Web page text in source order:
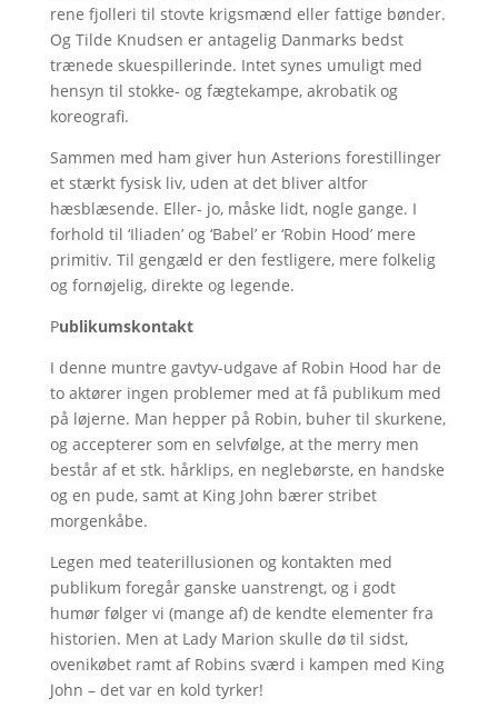
rene fjolleri til stovte krigsmænd eller fattige bønder.
Og Tilde Knudsen er antagelig Danmarks bedst
trænede skuespillerinde. Intet synes umuligt med
hensyn til stokke- og fægtekampe, akrobatik og
koreografi.
Sammen med ham giver hun Asterions forestillinger
et stærkt fysisk liv, uden at det bliver altfor
hæsblæsende. Eller- jo, måske lidt, nogle gange. I
forhold til ‘Iliaden’ og ‘Babel’ er ‘Robin Hood’ mere
primitiv. Til gengæld er den festligere, mere folkelig
og fornøjelig, direkte og legende.
Publikumskontakt
I denne muntre gavtyv-udgave af Robin Hood har de
to aktører ingen problemer med at få publikum med
på løjerne. Man hepper på Robin, buher til skurkene,
og accepterer som en selvfølge, at the merry men
består af et stk. hårklips, en neglebørste, en handske
og en pude, samt at King John bærer stribet
morgenkåbe.
Legen med teaterillusionen og kontakten med
publikum foregår ganske uanstrengt, og i godt
humør følger vi (mange af) de kendte elementer fra
historien. Men at Lady Marion skulle dø til sidst,
ovenikøbet ramt af Robins sværd i kampen med King
John – det var en kold tyrker!